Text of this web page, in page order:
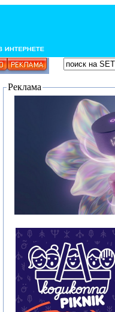
Реклама